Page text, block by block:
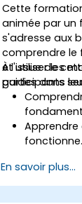
Cette
animée par un
s'adresse aux
comprendre le
et utiliser les
guides dans
À l'issue de
participants
fonctionne.
et les
En savoir plus...